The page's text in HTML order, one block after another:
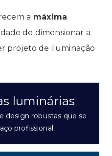
a máxima
de dimensionar a
projeto de iluminação
luminárias
design robustas que se
profissional.